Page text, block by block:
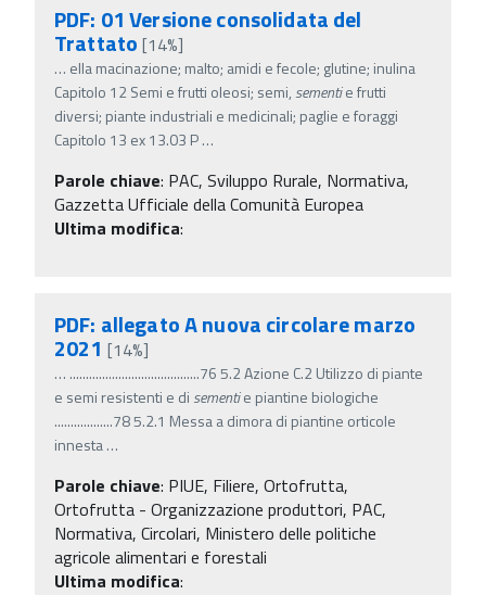
PDF: 01 Versione consolidata del
Trattato [14%]
… ella macinazione; malto; amidi e fecole; glutine; inulina
Capitolo 12 Semi e frutti oleosi; semi, sementie frutti
diversi; piante industriali e medicinali; paglie e foraggi
Capitolo 13 ex 13.03 P…
Parole chiave: PAC, Sviluppo Rurale, Normativa,
Gazzetta Ufficiale della Comunità Europea
Ultima modifica:
PDF: allegato A nuova circolare marzo
2021 [14%]
… ........................................76 5.2 Azione C.2 Utilizzo di piante
e semi resistenti e di sementie piantine biologiche
..................78 5.2.1 Messa a dimora di piantine orticole
innesta…
Parole chiave: PIUE, Filiere, Ortofrutta,
Ortofrutta - Organizzazione produttori, PAC,
Normativa, Circolari, Ministero delle politiche
agricole alimentari e forestali
Ultima modifica: